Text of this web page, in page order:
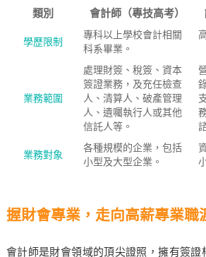
類別 會計師（專技高考）
學歷限制
專科以上學校會計相關
科系畢業。
業務範圍
處理財簽、稅簽、資本
簽證業務，及充任檢查
人、清算人、破產管理
人、遺囑執行人或其他
信託人等。
業務對象
各種規模的企業，包括
小型及大型企業。
握財會專業，走向高薪專業職
會計師是財會領域的頂尖證照，擁有簽證